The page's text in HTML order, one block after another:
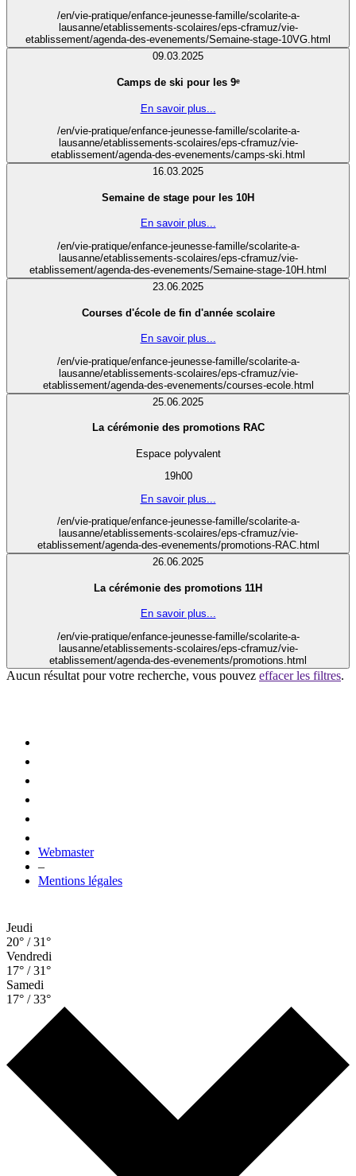
/en/vie-pratique/enfance-jeunesse-famille/scolarite-a-
lausanne/etablissements-scolaires/eps-cframuz/vie-
etablissement/agenda-des-evenements/Semaine-stage-10VG.html
09.03.2025
Camps de ski pour les 9ᵉ
En savoir plus...
/en/vie-pratique/enfance-jeunesse-famille/scolarite-a-
lausanne/etablissements-scolaires/eps-cframuz/vie-
etablissement/agenda-des-evenements/camps-ski.html
16.03.2025
Semaine de stage pour les 10H
En savoir plus...
/en/vie-pratique/enfance-jeunesse-famille/scolarite-a-
lausanne/etablissements-scolaires/eps-cframuz/vie-
etablissement/agenda-des-evenements/Semaine-stage-10H.html
23.06.2025
Courses d'école de fin d'année scolaire
En savoir plus...
/en/vie-pratique/enfance-jeunesse-famille/scolarite-a-
lausanne/etablissements-scolaires/eps-cframuz/vie-
etablissement/agenda-des-evenements/courses-ecole.html
25.06.2025
La cérémonie des promotions RAC
Espace polyvalent
19h00
En savoir plus...
/en/vie-pratique/enfance-jeunesse-famille/scolarite-a-
lausanne/etablissements-scolaires/eps-cframuz/vie-
etablissement/agenda-des-evenements/promotions-RAC.html
26.06.2025
La cérémonie des promotions 11H
En savoir plus...
/en/vie-pratique/enfance-jeunesse-famille/scolarite-a-
lausanne/etablissements-scolaires/eps-cframuz/vie-
etablissement/agenda-des-evenements/promotions.html
Aucun résultat pour votre recherche, vous pouvez effacer les filtres.
Webmaster
–
Mentions légales
Jeudi
20° / 31°
Vendredi
17° / 31°
Samedi
17° / 33°